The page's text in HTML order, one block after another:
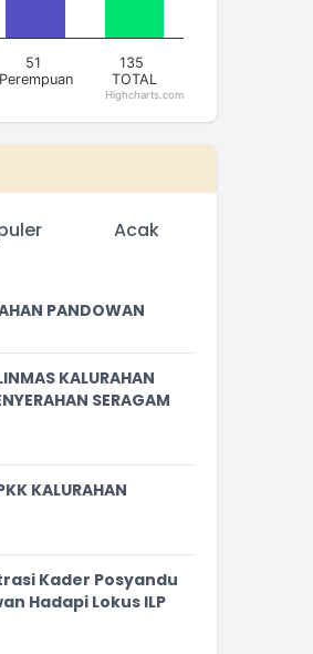
51
Perempuan
135
TOTAL
Highcharts.com
Acak
PANDOWAN
KALURAHAN
SERAGAM
KALURAHAN
Kader Posyandu
Hadapi Lokus ILP